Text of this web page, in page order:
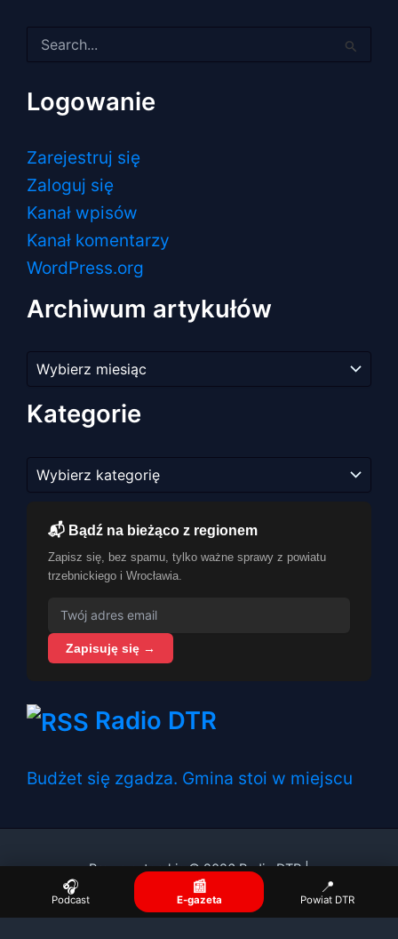
dla:
Logowanie
Zarejestruj się
Zaloguj się
Kanał wpisów
Kanał komentarzy
WordPress.org
Archiwum artykułów
artykułów
Kategorie
📬 Bądź na bieżąco z regionem
Zapisz się, bez spamu, tylko ważne sprawy z powiatu
trzebnickiego i Wrocławia.
Zapisuję się →
Radio DTR
Budżet się zgadza. Gmina stoi w miejscu
Prawa autorskie © 2026 Radio DTR |
🎧
Podcast
📰
E-gazeta
📍
Powiat DTR